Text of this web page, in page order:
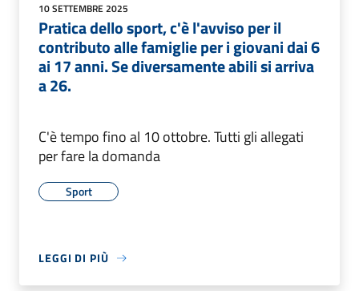
10 SETTEMBRE 2025
Pratica dello sport, c'è l'avviso per il
contributo alle famiglie per i giovani dai 6
ai 17 anni. Se diversamente abili si arriva
a 26.
C'è tempo fino al 10 ottobre. Tutti gli allegati
per fare la domanda
Sport
LEGGI DI PIÙ